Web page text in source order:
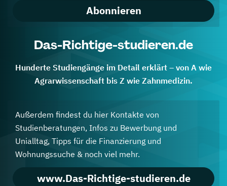
Abonnieren
Das-Richtige-studieren.de
Hunderte Studiengänge im Detail erklärt – von A wie
Agrarwissenschaft bis Z wie Zahnmedizin.
Außerdem findest du hier Kontakte von
Studienberatungen, Infos zu Bewerbung und
Unialltag, Tipps für die Finanzierung und
Wohnungssuche & noch viel mehr.
www.Das-Richtige-studieren.de